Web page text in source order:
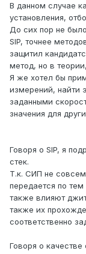
В данном случае
установления,
До сих пор не
SIP, точнее
защитил
метод, но в
Я же хотел бы
измерений, найти
заданными
значения для
Говоря о SIP, я
стек.
Т.к. СИП не
передается по
также влияют
также их
соответственно
Говоря о